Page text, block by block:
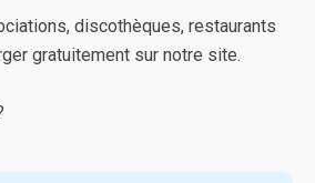
discothèques, restaurants
gratuitement sur notre site.